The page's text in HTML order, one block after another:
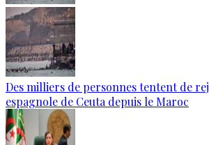
Des milliers de personnes tentent de
espagnole de Ceuta depuis le Maroc